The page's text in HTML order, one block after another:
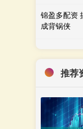
锦盈多配资
成背锅侠
推荐